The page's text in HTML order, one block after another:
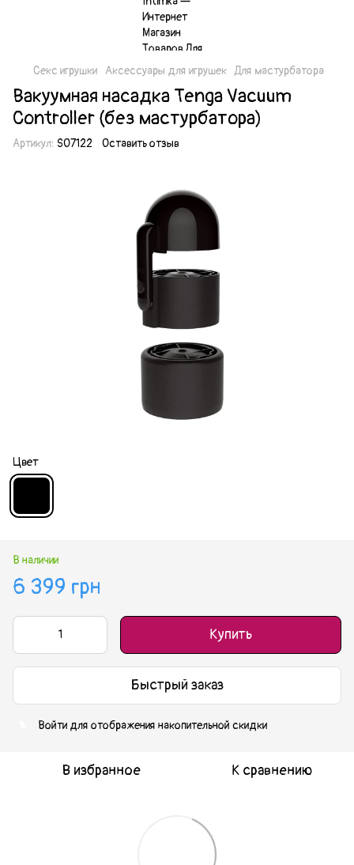
Секс игрушки Аксессуары для игрушек Для мастурбатора
Вакуумная насадка Tenga Vacuum
Controller (без мастурбатора)
Артикул: SO7122 Оставить отзыв
Цвет
В наличии
6 399 грн
Купить
Быстрый заказ
Войти для отображения накопительной скидки
В избранное К сравнению